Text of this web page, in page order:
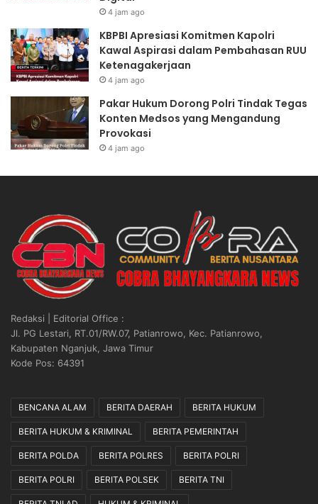
4 jam ago
KBPBI Apresiasi Komitmen Kapolri
Kawal Aspirasi dalam Pembahasan RUU
Ketenagakerjaan
4 jam ago
Pakar Hukum Dorong Polri Tindak Tegas
Konten Medsos yang Mengandung
Provokasi
4 jam ago
Redaksi | Editorial Office :
Jl. PG Lestari, RT.01/RW.07, Patianrowo, Kec. Patianrowo,
Kabupaten Nganjuk, Jawa Timur
Kode Pos: 64391
BENCANA ALAM BERITA DAERAH BERITA HUKUM
BERITA HUKUM & KRIMINAL BERITA PEMERINTAH
BERITA POLDA BERITA POLRES BERITA POLRI
BERITA POLRI BERITA POLSEK BERITA TNI